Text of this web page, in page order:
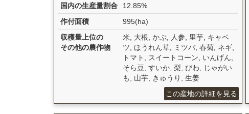
国内の生産量割合
12.85%
作付面積
995(ha)
収穫量上位の
その他の農作物
米, 大根, かぶ, 人参, 里芋, キャベ
ツ, ほうれん草, ミツバ, 春菊, ネギ,
トマト, スイートコーン, いんげん,
そら豆, すいか, 梨, びわ, じゃがい
も, 山芋, きゅうり, 生姜
この産地の詳細を見る